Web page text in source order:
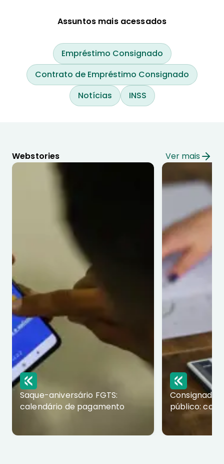
Assuntos mais acessados
Empréstimo Consignado
Contrato de Empréstimo Consignado
Notícias
INSS
Webstories Ver mais
Saque-aniversário FGTS:
calendário de pagamento
Consignado
público: